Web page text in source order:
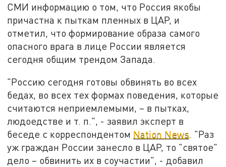
СМИ информацию о том, что Россия якобы
причастна к пыткам пленных в ЦАР, и
отметил, что формирование образа самого
опасного врага в лице России является
сегодня общим трендом Запада.
"Россию сегодня готовы обвинять во всех
бедах, во всех тех формах поведения, которые
считаются неприемлемыми, – в пытках,
людоедстве и т. п.", - заявил эксперт в
беседе с корреспондентом Nation News. "Раз
уж граждан России занесло в ЦАР, то "святое"
дело – обвинить их в соучастии", - добавил